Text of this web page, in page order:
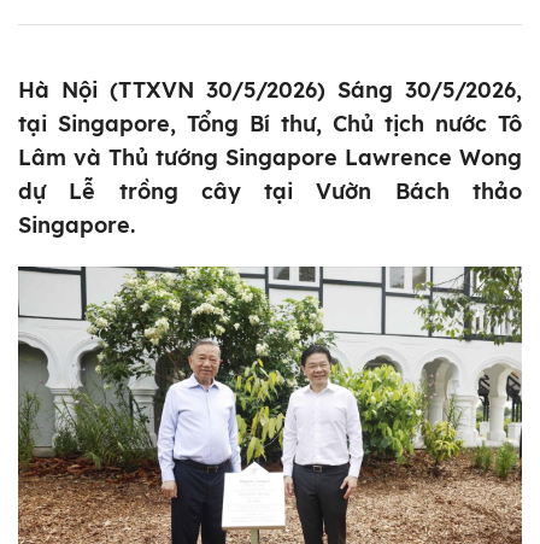
Hà Nội (TTXVN 30/5/2026) Sáng 30/5/2026,
tại Singapore, Tổng Bí thư, Chủ tịch nước Tô
Lâm và Thủ tướng Singapore Lawrence Wong
dự Lễ trồng cây tại Vườn Bách thảo
Singapore.